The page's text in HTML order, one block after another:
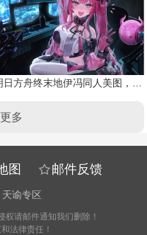
明日方舟终末地伊冯同人美图，粉毛恶魔伊冯
多
图 邮件反馈
天谕专区
权请邮件通知我们删除！
法律责任！